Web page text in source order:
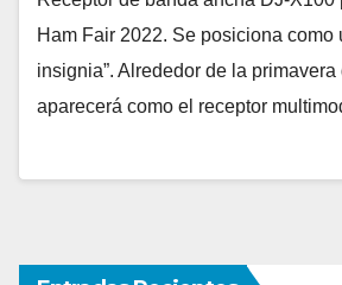
Ham Fair 2022. Se posiciona como
insignia”. Alrededor de la primavera
aparecerá como el receptor